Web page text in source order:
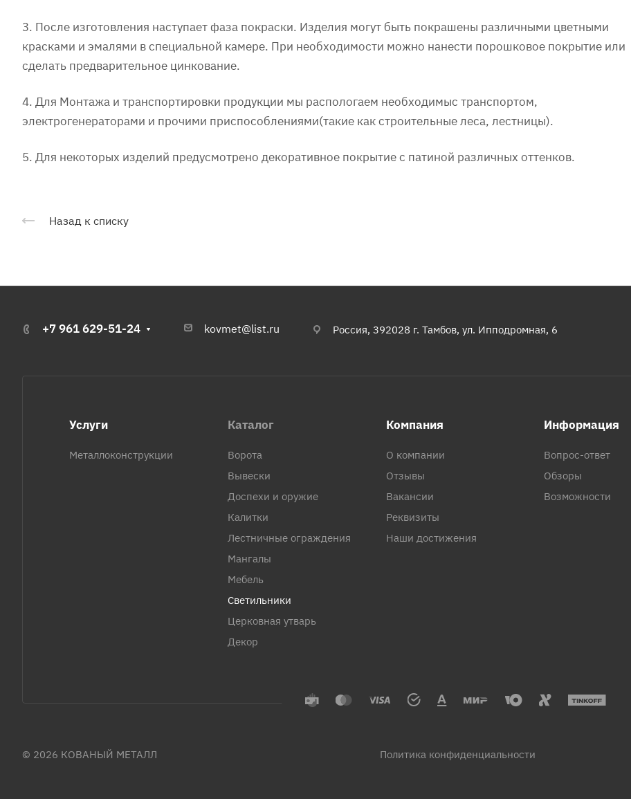
3. После изготовления наступает фаза покраски. Изделия могут быть покрашены различными цветными
красками и эмалями в специальной камере. При необходимости можно нанести порошковое покрытие или
сделать предварительное цинкование.
4. Для Монтажа и транспортировки продукции мы распологаем необходимыс транспортом,
электрогенераторами и прочими приспособлениями(такие как строительные леса, лестницы).
5. Для некоторых изделий предусмотрено декоративное покрытие с патиной различных оттенков.
Назад к списку
+7 961 629-51-24 kovmet@list.ru Россия, 392028 г. Тамбов, ул. Ипподромная, 6
Услуги
Металлоконструкции
Каталог
Ворота
Вывески
Доспехи и оружие
Калитки
Лестничные ограждения
Мангалы
Мебель
Светильники
Церковная утварь
Декор
Компания
О компании
Отзывы
Вакансии
Реквизиты
Наши достижения
Информация
Вопрос-ответ
Обзоры
Возможности
© 2026 КОВАНЫЙ МЕТАЛЛ Политика конфиденциальности